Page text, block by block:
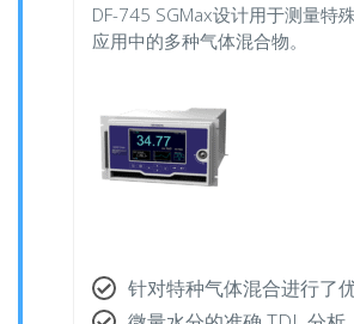
DF-745 SGMax设计用于测量特
应用中的多种气体混合物。
针对特种气体混合进行了